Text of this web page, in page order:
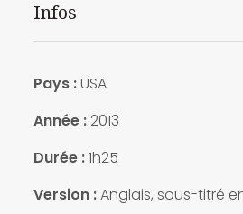
Infos
Pays :USA
Année : 2013
Durée :1h25
Version :Anglais, sous-titré